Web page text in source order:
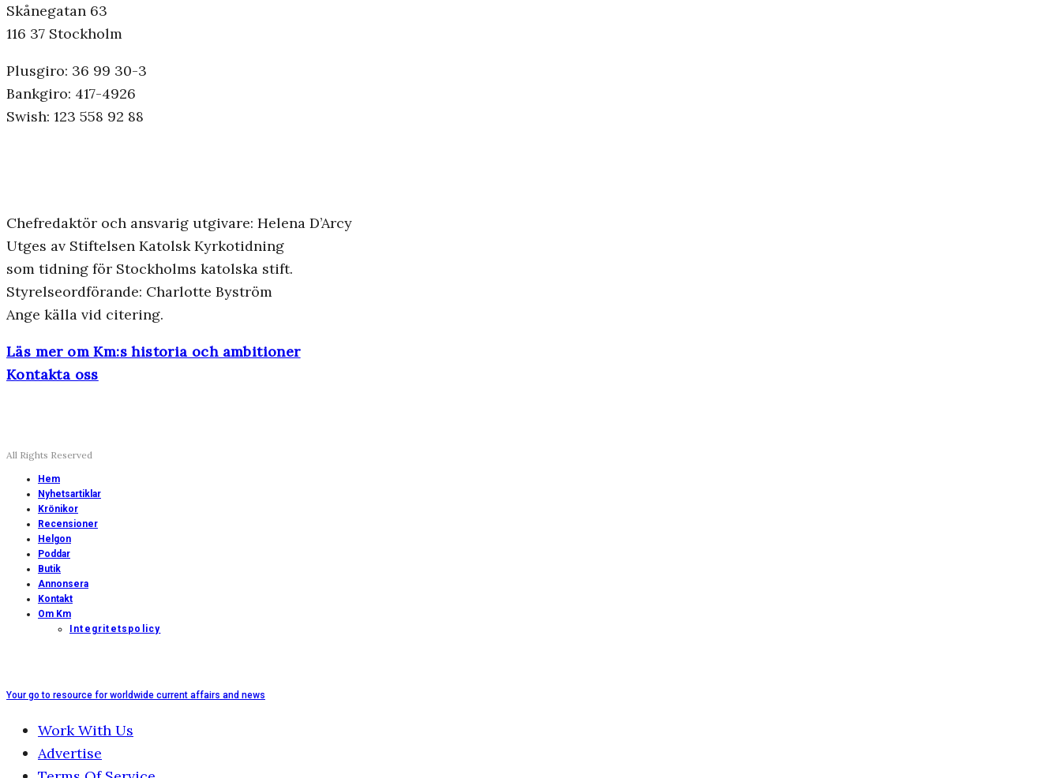
Skånegatan 63
116 37 Stockholm
Plusgiro: 36 99 30-3
Bankgiro: 417-4926
Swish: 123 558 92 88
Chefredaktör och ansvarig utgivare: Helena D’Arcy
Utges av Stiftelsen Katolsk Kyrkotidning
som tidning för Stockholms katolska stift.
Styrelseordförande: Charlotte Byström
Ange källa vid citering.
Läs mer om Km:s historia och ambitioner
Kontakta oss
All Rights Reserved
Hem
Nyhetsartiklar
Krönikor
Recensioner
Helgon
Poddar
Butik
Annonsera
Kontakt
Om Km
Integritetspolicy
Your go to resource for worldwide current affairs and news
Work With Us
Advertise